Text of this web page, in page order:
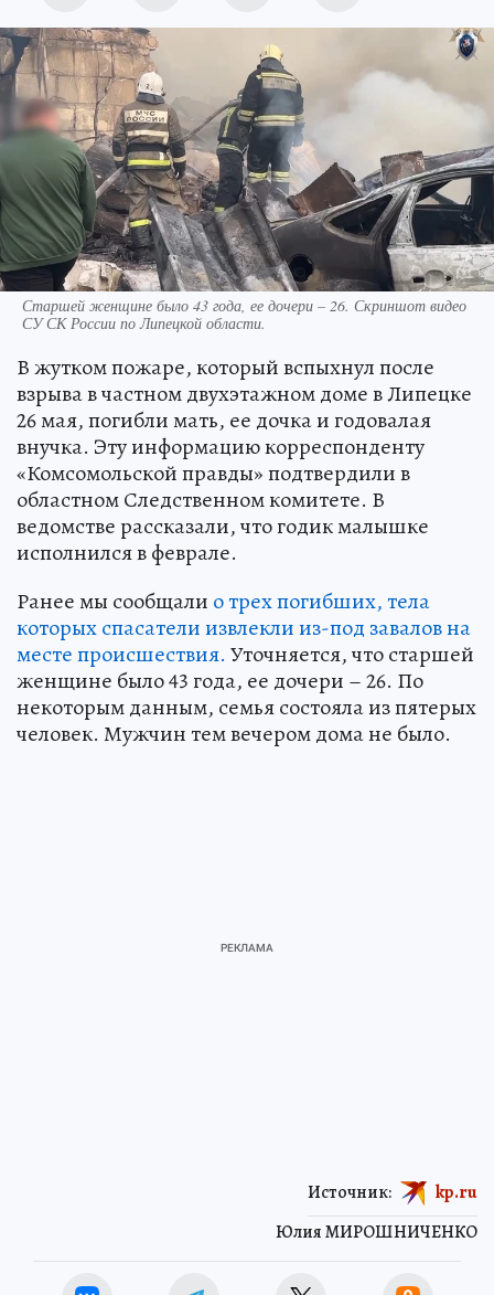
Старшей женщине было 43 года, ее дочери – 26. Скриншот видео
СУ СК России по Липецкой области.
В жутком пожаре, который вспыхнул после
взрыва в частном двухэтажном доме в Липецке
26 мая, погибли мать, ее дочка и годовалая
внучка. Эту информацию корреспонденту
«Комсомольской правды» подтвердили в
областном Следственном комитете. В
ведомстве рассказали, что годик малышке
исполнился в феврале.
Ранее мы сообщали о трех погибших, тела
которых спасатели извлекли из-под завалов на
месте происшествия. Уточняется, что старшей
женщине было 43 года, ее дочери – 26. По
некоторым данным, семья состояла из пятерых
человек. Мужчин тем вечером дома не было.
Юлия МИРОШНИЧЕНКО
Источник: kp.ru